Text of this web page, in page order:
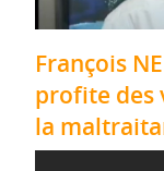
François
profite des
la